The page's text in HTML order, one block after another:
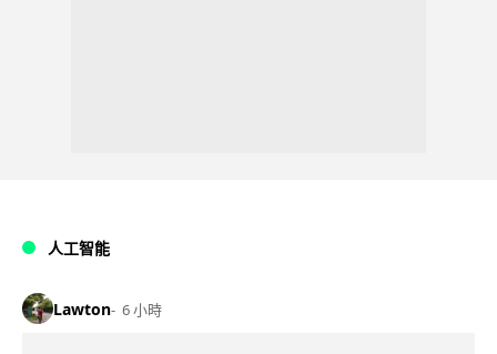
人工智能
Lawton 6 小時